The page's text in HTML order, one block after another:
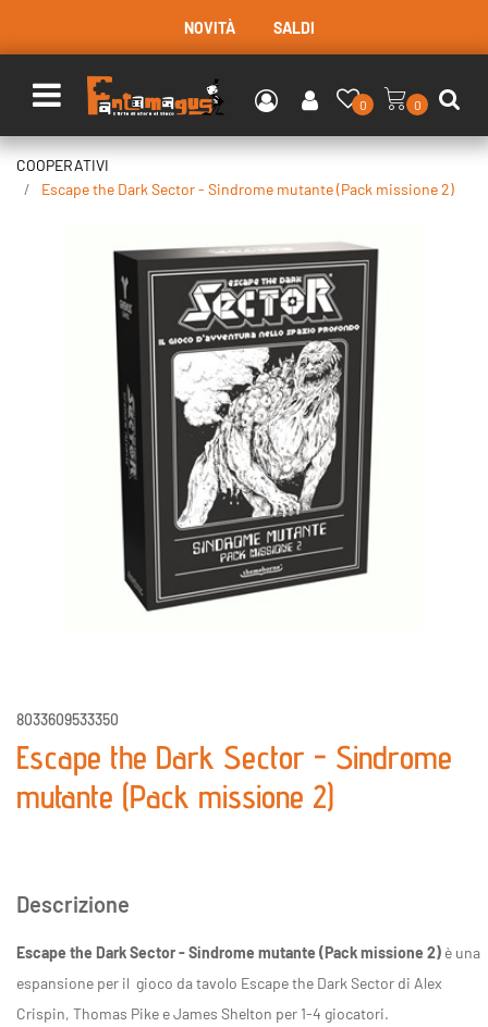
NOVITÀ SALDI
Open menu
0 0
COOPERATIVI
Escape the Dark Sector - Sindrome mutante (Pack missione 2)
8033609533350
Escape the Dark Sector - Sindrome
mutante (Pack missione 2)
Descrizione
Escape the Dark Sector - Sindrome mutante (Pack missione 2) è una
espansione per il gioco da tavolo Escape the Dark Sector di Alex
Crispin, Thomas Pike e James Shelton per 1-4 giocatori.